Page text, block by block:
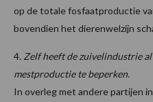
op de totale fosfaatproductie
bovendien het dierenwelzijn
4. Zelf heeft de zuivelindustrie
mestproductie te beperken.
In overleg met andere partijen